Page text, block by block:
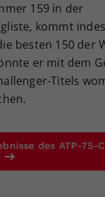
159 in der
kommt
besten 150 der
er mit dem
Titels
des ATP-75-